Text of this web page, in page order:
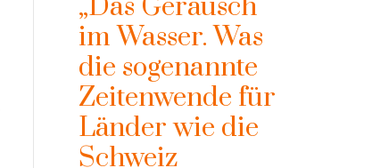
„Das Geräusch
im Wasser. Was
die sogenannte
Zeitenwende für
Länder wie die
Schweiz